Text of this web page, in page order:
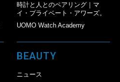
時計と人とのペアリング｜マ
イ・プライベート・アワーズ。
UOMO Watch Academy
BEAUTY
ニュース